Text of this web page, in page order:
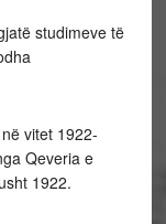
studimeve të
vitet 1922-
Qeveria e
1922.